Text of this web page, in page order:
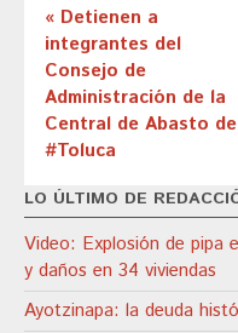
« Detienen a
integrantes del
Consejo de
Administración de la
Central de Abasto de
#Toluca
LO ÚLTIMO DE
Video: Explosión de pipa
y daños en 34 viviendas
Ayotzinapa: la deuda